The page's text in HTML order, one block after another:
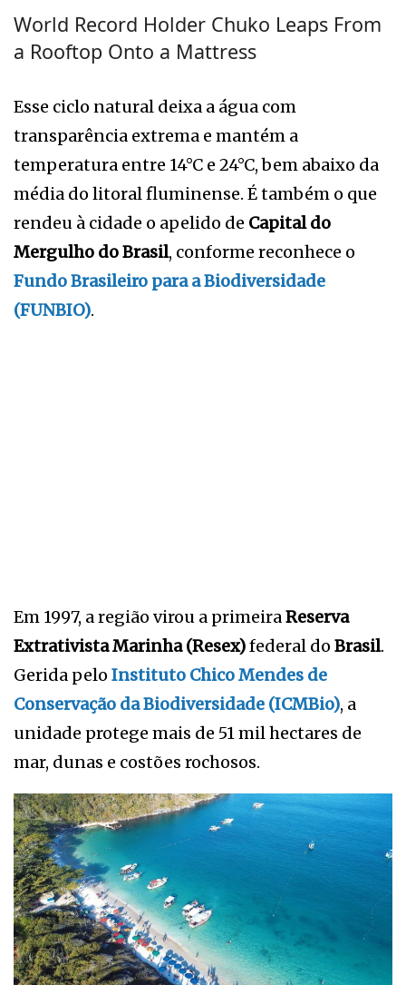
World Record Holder Chuko Leaps From
a Rooftop Onto a Mattress
Esse ciclo natural deixa a água com
transparência extrema e mantém a
temperatura entre 14°C e 24°C, bem abaixo da
média do litoral fluminense. É também o que
rendeu à cidade o apelido de Capital do
Mergulho do Brasil, conforme reconhece o
Fundo Brasileiro para a Biodiversidade
(FUNBIO).
Em 1997, a região virou a primeira Reserva
Extrativista Marinha (Resex)federal do Brasil.
Gerida pelo Instituto Chico Mendes de
Conservação da Biodiversidade (ICMBio), a
unidade protege mais de 51 mil hectares de
mar, dunas e costões rochosos.